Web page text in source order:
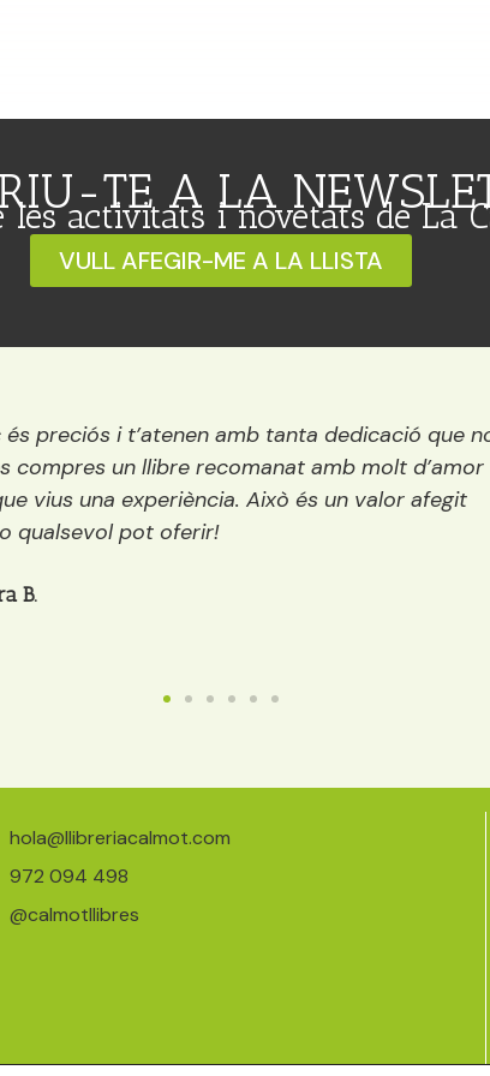
TE A LA
les activitats i novetats de La
VULL AFEGIR-ME A LA LLISTA
no
Una llibreria preciosa situada vora el
encisadora i conté els millors llibres
tots els públics: infantil, juvenil i adults.
mentre decideixes quin llibre agafar
hola@llibreriacalmot.com
972 094 498
@calmotllibres